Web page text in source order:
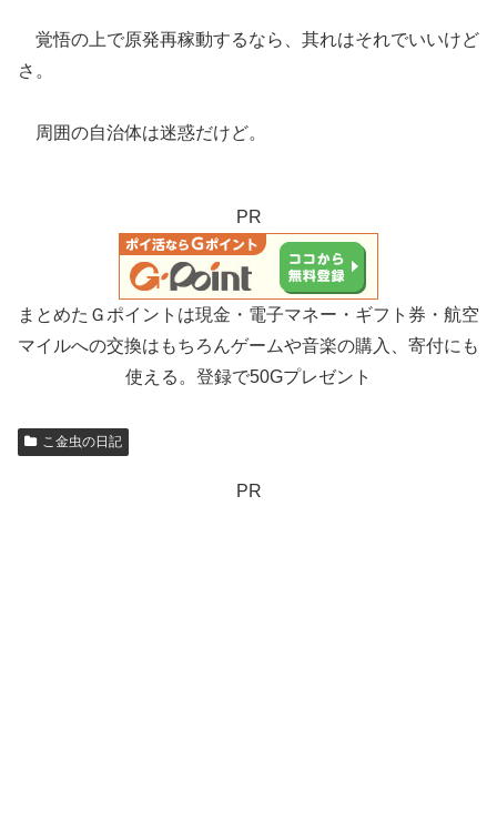
覚悟の上で原発再稼動するなら、其れはそれでいいけど
さ。
周囲の自治体は迷惑だけど。
PR
まとめたＧポイントは現金・電子マネー・ギフト券・航空
マイルへの交換はもちろんゲームや音楽の購入、寄付にも
使える。登録で50Gプレゼント
こ金虫の日記
PR